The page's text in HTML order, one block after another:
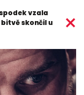
vzala
skončil u